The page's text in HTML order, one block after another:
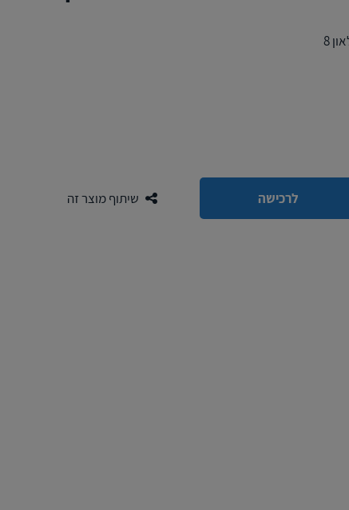
8
לרכישה שיתוף מוצר זה